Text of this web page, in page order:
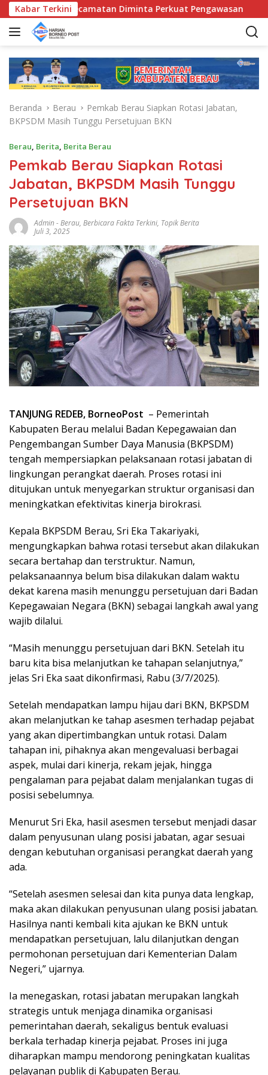
a
Kabar Terkini
Bunda Kecamatan Diminta Perkuat Pengawasan
Beranda Berau
Pemkab Berau Siapkan Rotasi Jabatan,
BKPSDM Masih Tunggu Persetujuan BKN
Berau, Berita, Berita Berau
Pemkab Berau Siapkan Rotasi
Jabatan, BKPSDM Masih Tunggu
Persetujuan BKN
Admin-Berau, Berbicara Fakta Terkini, Topik Berita
Juli 3, 2025
TANJUNG REDEB, BorneoPost – Pemerintah
Kabupaten Berau melalui Badan Kepegawaian dan
Pengembangan Sumber Daya Manusia (BKPSDM)
tengah mempersiapkan pelaksanaan rotasi jabatan di
lingkungan perangkat daerah. Proses rotasi ini
ditujukan untuk menyegarkan struktur organisasi dan
meningkatkan efektivitas kinerja birokrasi.
Kepala BKPSDM Berau, Sri Eka Takariyaki,
mengungkapkan bahwa rotasi tersebut akan dilakukan
secara bertahap dan terstruktur. Namun,
pelaksanaannya belum bisa dilakukan dalam waktu
dekat karena masih menunggu persetujuan dari Badan
Kepegawaian Negara (BKN) sebagai langkah awal yang
wajib dilalui.
“Masih menunggu persetujuan dari BKN. Setelah itu
baru kita bisa melanjutkan ke tahapan selanjutnya,”
jelas Sri Eka saat dikonfirmasi, Rabu (3/7/2025).
Setelah mendapatkan lampu hijau dari BKN, BKPSDM
akan melanjutkan ke tahap asesmen terhadap pejabat
yang akan dipertimbangkan untuk rotasi. Dalam
tahapan ini, pihaknya akan mengevaluasi berbagai
aspek, mulai dari kinerja, rekam jejak, hingga
pengalaman para pejabat dalam menjalankan tugas di
posisi sebelumnya.
Menurut Sri Eka, hasil asesmen tersebut menjadi dasar
dalam penyusunan ulang posisi jabatan, agar sesuai
dengan kebutuhan organisasi perangkat daerah yang
ada.
“Setelah asesmen selesai dan kita punya data lengkap,
maka akan dilakukan penyusunan ulang posisi jabatan.
Hasilnya nanti kembali kita ajukan ke BKN untuk
mendapatkan persetujuan, lalu dilanjutkan dengan
permohonan persetujuan dari Kementerian Dalam
Negeri,” ujarnya.
Ia menegaskan, rotasi jabatan merupakan langkah
strategis untuk menjaga dinamika organisasi
pemerintahan daerah, sekaligus bentuk evaluasi
berkala terhadap kinerja pejabat. Proses ini juga
diharapkan mampu mendorong peningkatan kualitas
pelayanan publik di Kabupaten Berau.